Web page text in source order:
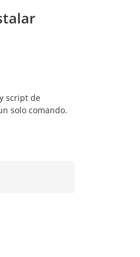
script de
solo comando.